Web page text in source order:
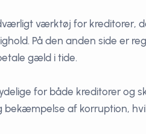
værktøj for kreditorer,
På den anden side er
gæld i tide.
for både kreditorer og
af korruption,